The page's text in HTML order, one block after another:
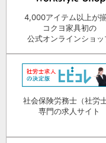
4,000アイテム以上が
コクヨ家具初の
公式オンラインショッ
社会保険労務士（社労士
専門の求人サイト